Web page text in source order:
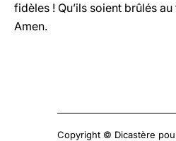
fidèles ! Qu’ils soient brûlés
Amen.
Copyright © Dicastère